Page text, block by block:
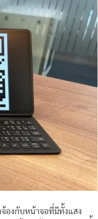
จ้องกับหน้าจอที่มีทั้งแสง